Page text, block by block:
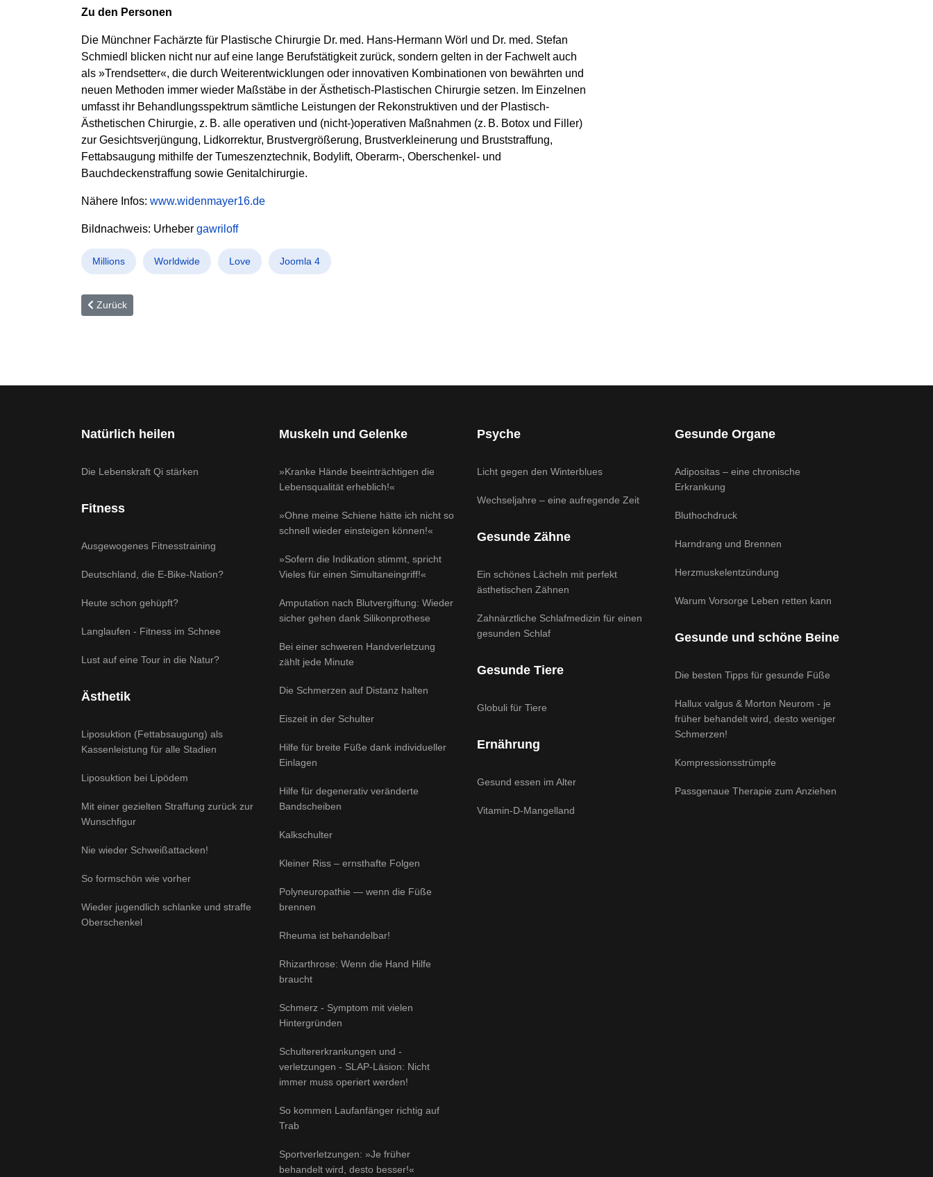
Zu den Personen
Die Münchner Fachärzte für Plastische ­Chirur­gie Dr. med. Hans-Her­mann Wörl und Dr. med. Stefan
Schmiedl blicken nicht nur auf eine lange Berufstätigkeit zurück, sondern gelten in der Fachwelt auch
als »Trendsetter«, die durch Weiterentwicklungen oder innovativen Kombinationen von bewährten und
neuen Methoden immer wieder Maßstäbe in der Ästhetisch-Plastischen Chirurgie setzen. Im Einzelnen
umfasst ihr Behandlungsspektrum sämtliche Leistungen der Rekonstruktiven und der Plastisch-
Ästhetischen Chirurgie, z. B. alle operativen und (nicht-)operativen Maßnahmen (z. B. Botox und Filler)
zur Gesichtsverjüngung, Lidkorrektur, Brustvergrößerung, Brustverkleinerung und Bruststraffung,
Fettabsaugung mithilfe der Tumeszenztechnik, Bodylift, Oberarm-, Oberschenkel- und
Bauchdeckenstraffung sowie Genitalchirurgie.
Nähere Infos: www.widenmayer16.de
Bildnachweis: Urheber gawriloff
Millions Worldwide Love Joomla 4
Vorheriger Beitrag: Nie wieder Schweißattacken!
Zurück
Natürlich heilen
Die Lebenskraft Qi stärken
Fitness
Ausgewogenes Fitnesstraining
Deutschland, die E-Bike-Nation?
Heute schon gehüpft?
Langlaufen - Fitness im Schnee
Lust auf eine Tour in die Natur?
Ästhetik
Liposuktion (Fettabsaugung) als
Kassenleistung für alle Stadien
Liposuktion bei Lipödem
Mit einer gezielten Straffung zurück zur
Wunschfigur
Nie wieder Schweißattacken!
So formschön wie vorher
Wieder jugendlich schlanke und straffe
Oberschenkel
Muskeln und Gelenke
»Kranke Hände beeinträchtigen die
Lebensqualität erheblich!«
»Ohne meine Schiene hätte ich nicht so
schnell wieder einsteigen können!«
»Sofern die Indikation stimmt, spricht
Vieles für einen Simultaneingriff!«
Amputation nach Blutvergiftung: Wieder
sicher gehen dank Silikonprothese
Bei einer schweren Handverletzung
zählt jede Minute
Die Schmerzen auf Distanz halten
Eiszeit in der Schulter
Hilfe für breite Füße dank individueller
Einlagen
Hilfe für degenerativ veränderte
Bandscheiben
Kalkschulter
Kleiner Riss – ernsthafte Folgen
Polyneuropathie — wenn die Füße
brennen
Rheuma ist behandelbar!
Rhizarthrose: Wenn die Hand Hilfe
braucht
Schmerz - Symptom mit vielen
Hintergründen
Schultererkrankungen und -
verletzungen - SLAP-Läsion: Nicht
immer muss operiert werden!
So kommen Laufanfänger richtig auf
Trab
Sportverletzungen: »Je früher
behandelt wird, desto besser!«
Psyche
Licht gegen den Winterblues
Wechseljahre – eine aufregende Zeit
Gesunde Zähne
Ein schönes Lächeln mit perfekt
ästhetischen Zähnen
Zahnärztliche Schlafmedizin für einen
gesunden Schlaf
Gesunde Tiere
Globuli für Tiere
Ernährung
Gesund essen im Alter
Vitamin-D-Mangelland
Gesunde Organe
Adipositas – eine chronische
Erkrankung
Bluthochdruck
Harndrang und Brennen
Herzmuskelentzündung
Warum Vorsorge Leben retten kann
Gesunde und schöne Beine
Die besten Tipps für gesunde Füße
Hallux valgus & Morton Neurom - je
früher behandelt wird, desto weniger
Schmerzen!
Kompressionsstrümpfe
Passgenaue Therapie zum Anziehen